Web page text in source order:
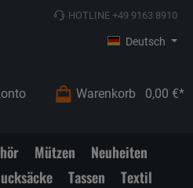
HOTLINE +49 9163 8910
Deutsch
Warenkorb 0,00 €*
Mützen
Neuheiten
Tassen
Textil